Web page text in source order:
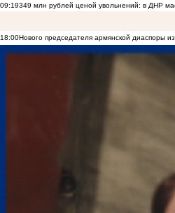
09:19349 млн рублей ценой увольнений: в ДНР
18:00Нового председателя армянской диаспоры